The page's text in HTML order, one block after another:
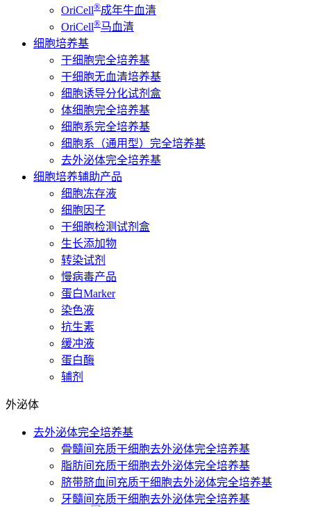
OriCell®成年牛血清
OriCell®马血清
细胞培养基
干细胞完全培养基
干细胞无血清培养基
细胞诱导分化试剂盒
体细胞完全培养基
细胞系完全培养基
细胞系（通用型）完全培养基
去外泌体完全培养基
细胞培养辅助产品
细胞冻存液
细胞因子
干细胞检测试剂盒
生长添加物
转染试剂
慢病毒产品
蛋白Marker
染色液
抗生素
缓冲液
蛋白酶
辅剂
外泌体
去外泌体完全培养基
骨髓间充质干细胞去外泌体完全培养基
脂肪间充质干细胞去外泌体完全培养基
脐带脐血间充质干细胞去外泌体完全培养基
牙髓间充质干细胞去外泌体完全培养基